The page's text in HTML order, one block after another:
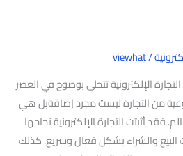
/
viewhat
التجارة الإلكترونية تتحلى بوضوح في العصر
من التجارة ليست مجرد إضافةبل هي
فقد أثبتت التجارة الإلكترونية نجاحها
والشراء بشكل فعال وسريع. كذلك